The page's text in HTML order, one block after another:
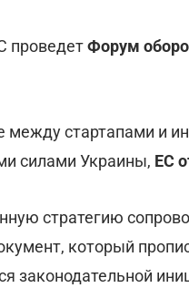
проведетФорум
между стартапами и
силами Украины, ЕС
стратегию
который
законодательной